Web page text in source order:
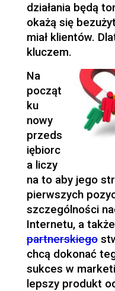
działania będą
okażą się
miał klientów.
kluczem.
Na
począt
ku
nowy
przeds
iębiorc
a liczy
na to aby jego
pierwszych
szczególności
Internetu, a
partnerskiego
chcą dokonać
sukces w
lepszy produkt